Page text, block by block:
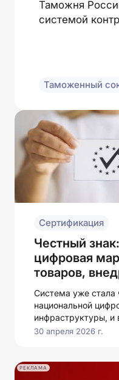
Таможня
системой
Таможенный
Сертификация
Честный знак:
цифровая
товаров,
системы,
бизнеса и
безопасность
экономики
Система уже стала
национальной
инфраструктуры, и
годы ее влияние
30 апреля 2026 г.
РЕКЛАМА